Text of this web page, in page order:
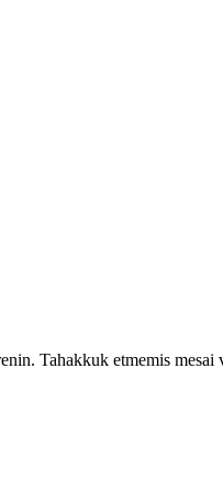
Tahakkuk etmemis